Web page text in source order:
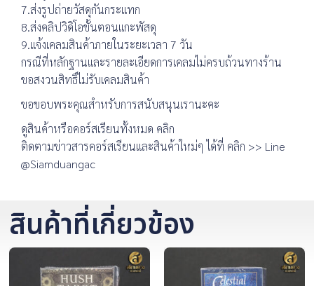
7.ส่งรูปถ่ายวัสดุกันกระแทก
8.ส่งคลิปวิดิโอขั้นตอนแกะพัสดุ
9.แจ้งเคลมสินค้าภายในระยะเวลา 7 วัน
กรณีที่หลักฐานและรายละเอียดการเคลมไม่ครบถ้วนทางร้าน
ขอสงวนสิทธิ์ไม่รับเคลมสินค้า
ขอขอบพระคุณสำหรับการสนับสนุนเรานะคะ
ดูสินค้าหรือคอร์สเรียนทั้งหมด คลิก
ติดตามข่าวสารคอร์สเรียนและสินค้าใหม่ๆ ได้ที่ คลิก >> Line
@Siamduangac
สินค้าที่เกี่ยวข้อง